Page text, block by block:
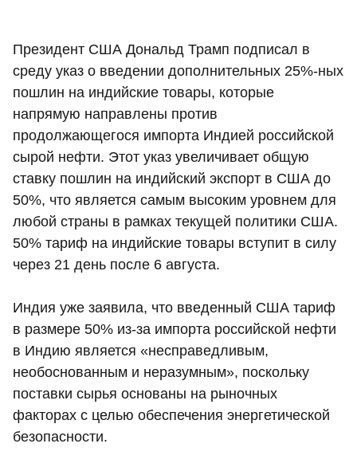
Президент США Дональд Трамп подписал в
среду указ о введении дополнительных 25%-ных
пошлин на индийские товары, которые
напрямую направлены против
продолжающегося импорта Индией российской
сырой нефти. Этот указ увеличивает общую
ставку пошлин на индийский экспорт в США до
50%, что является самым высоким уровнем для
любой страны в рамках текущей политики США.
50% тариф на индийские товары вступит в силу
через 21 день после 6 августа.
Индия уже заявила, что введенный США тариф
в размере 50% из-за импорта российской нефти
в Индию является «несправедливым,
необоснованным и неразумным», поскольку
поставки сырья основаны на рыночных
факторах с целью обеспечения энергетической
безопасности.